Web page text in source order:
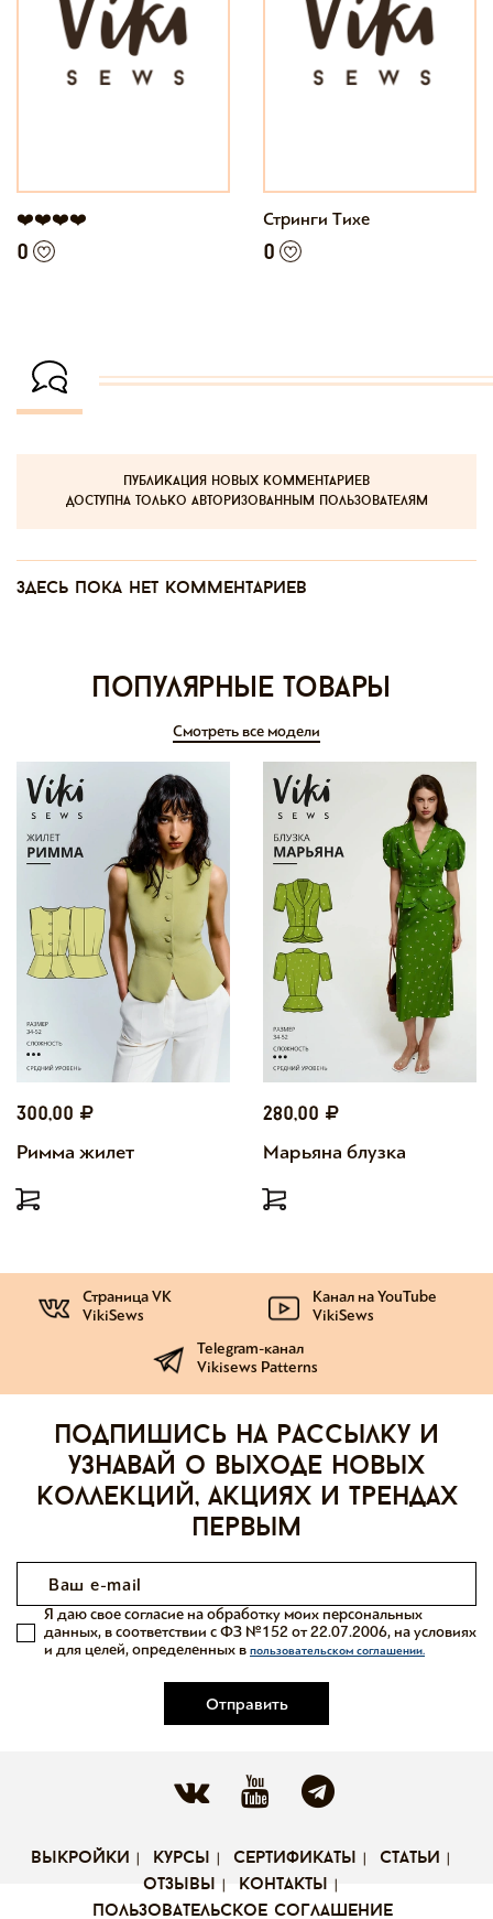
❤️❤️❤️❤️
0
Стринги Тихе
0
публикация новых комментариев
доступна только авторизованным пользователям
Здесь пока нет комментариев
Популярные товары
Смотреть все модели
300,00
Римма жилет
280,00
Марьяна блузка
Страница VK
VikiSews
Канал на YouTube
VikiSews
Telegram-канал
Vikisews Patterns
Подпишись на рассылку и
узнавай о выходе новых
коллекций, акциях и трендах
первым
Отправить
Я даю свое согласие на обработку моих персональных
данных, в соответствии с ФЗ №152 от 22.07.2006, на условиях
и для целей, определенных в пользовательском соглашении.
выкройки курсы сертификаты
статьи
отзывы
контакты
пользовательское соглашение